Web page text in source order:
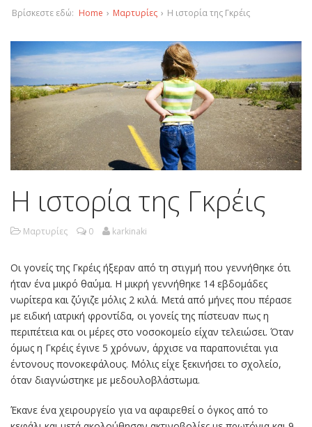
Βρίσκεστε εδώ: Home › Μαρτυρίες › Η ιστορία της Γκρέις
Η ιστορία της Γκρέις
Μαρτυρίες 0 karkinaki
Οι γονείς της Γκρέις ήξεραν από τη στιγμή που γεννήθηκε ότι
ήταν ένα μικρό θαύμα. Η μικρή γεννήθηκε 14 εβδομάδες
νωρίτερα και ζύγιζε μόλις 2 κιλά. Μετά από μήνες που πέρασε
με ειδική ιατρική φροντίδα, οι γονείς της πίστευαν πως η
περιπέτεια και οι μέρες στο νοσοκομείο είχαν τελειώσει. Όταν
όμως η Γκρέις έγινε 5 χρόνων, άρχισε να παραπονιέται για
έντονους πονοκεφάλους. Μόλις είχε ξεκινήσει το σχολείο,
όταν διαγνώστηκε με μεδουλοβλάστωμα.
Έκανε ένα χειρουργείο για να αφαιρεθεί ο όγκος από το